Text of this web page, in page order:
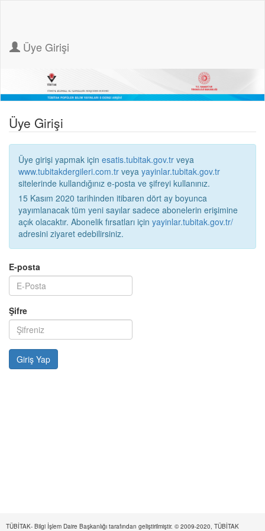
Üye Girişi
Üye Girişi
Üye girişi yapmak için esatis.tubitak.gov.tr veya
www.tubitakdergileri.com.tr veya yayinlar.tubitak.gov.tr
sitelerinde kullandığınız e-posta ve şifreyi kullanınız.
15 Kasım 2020 tarihinden itibaren dört ay boyunca
yayımlanacak tüm yeni sayılar sadece abonelerin erişimine
açık olacaktır. Abonelik fırsatları için yayinlar.tubitak.gov.tr/
adresini ziyaret edebilirsiniz.
E-posta
Şifre
TÜBİTAK- Bilgi İşlem Daire Başkanlığı tarafından geliştirilmiştir. © 2009-2020, TÜBİTAK